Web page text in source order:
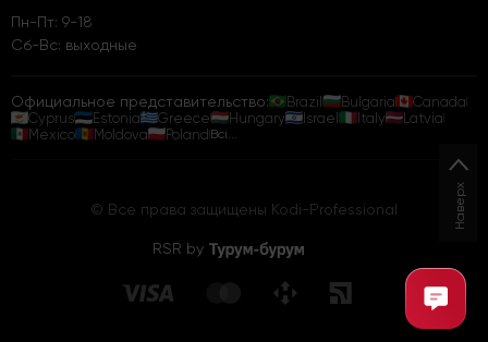
Пн-Пт: 9-18
Сб-Вс: выходные
Официальное представительство: Brazil Bulgaria
Canada
Cyprus
Estonia Greece Hungary Israel Italy
Latvia
Mexico
Moldova PolandВсі...
© Все права защищены Kodi-Professional
RSR by
Наверх